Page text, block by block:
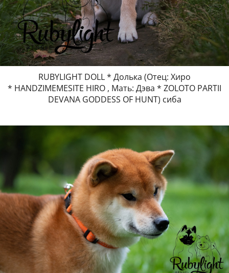
RUBYLIGHT DOLL * Долька (Отец: Хиро
* HANDZIMEMESITE HIRO , Мать: Дэва * ZOLOTO PARTII
DEVANA GODDESS OF HUNT) сиба